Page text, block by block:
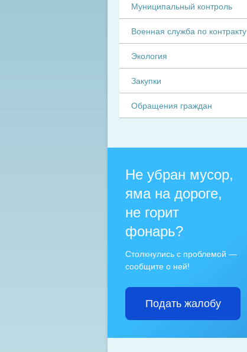
Муниципальный контроль
Военная служба по контракту
Экология
Закупки
Обращения граждан
Не убран мусор,
яма на дороге,
не горит
фонарь?
Столкнулись с проблемой —
сообщите о ней!
Подать жалобу